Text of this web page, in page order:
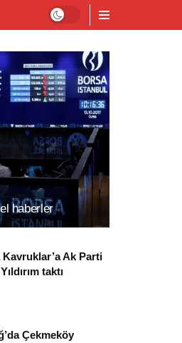
haberler
Kavruklar’a Ak Parti
taktı
Çekmeköy